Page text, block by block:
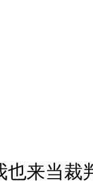
也来当裁